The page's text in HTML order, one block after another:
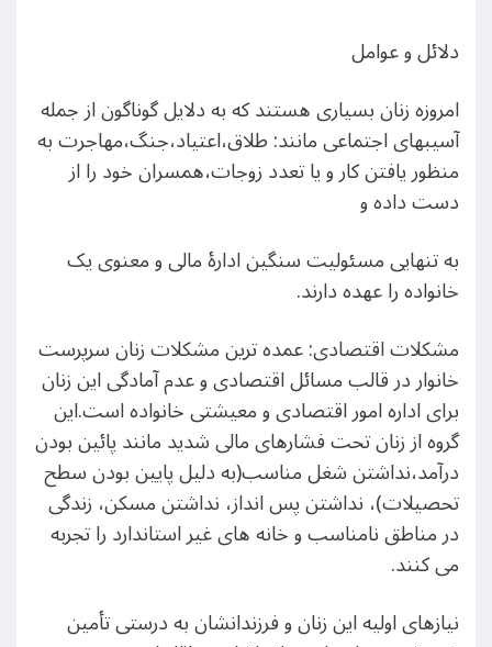
دلائل و عوامل
امروزه زنان بسیاری هستند که به دلایل گوناگون از جمله
آسیبهای اجتماعی مانند: طلاق،اعتیاد،جنگ،مهاجرت به
منظور یافتن کار و یا تعدد زوجات،همسران خود را از
دست داده و
به تنهایی مسئولیت سنگین ادارهٔ مالی و معنوی یک
خانواده را عهده دارند.
مشکلات اقتصادی: عمده ترین مشکلات زنان سرپرست
خانوار در قالب مسائل اقتصادی و عدم آمادگی این زنان
برای اداره امور اقتصادی و معیشتی خانواده است.این
گروه از زنان تحت فشارهای مالی شدید مانند پائین بودن
درآمد،نداشتن شغل مناسب(به دلیل پایین بودن سطح
تحصیلات)، نداشتن پس انداز، نداشتن مسکن، زندگی
در مناطق نامناسب و خانه های غیر استاندارد را تجربه
می کنند.
نیازهای اولیه این زنان و فرزندانشان به درستی تأمین